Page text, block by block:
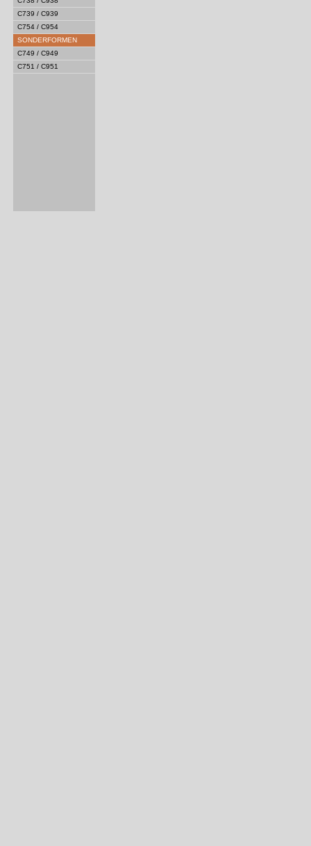
C739 / C939
C754 / C954
SONDERFORMEN
C749 / C949
C751 / C951